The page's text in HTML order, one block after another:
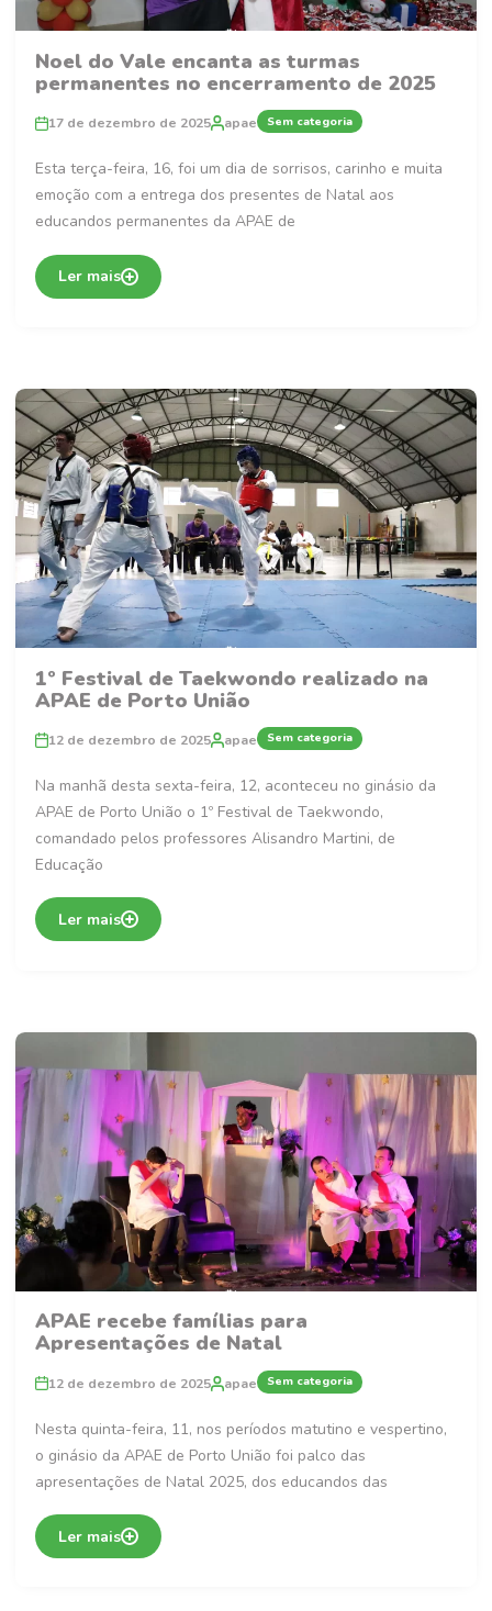
Noel do Vale encanta as turmas
permanentes no encerramento de 2025
17 de dezembro de 2025 apae Sem categoria
Esta terça-feira, 16, foi um dia de sorrisos, carinho e muita
emoção com a entrega dos presentes de Natal aos
educandos permanentes da APAE de
Ler mais
1º Festival de Taekwondo realizado na
APAE de Porto União
12 de dezembro de 2025 apae Sem categoria
Na manhã desta sexta-feira, 12, aconteceu no ginásio da
APAE de Porto União o 1º Festival de Taekwondo,
comandado pelos professores Alisandro Martini, de
Educação
Ler mais
APAE recebe famílias para
Apresentações de Natal
12 de dezembro de 2025 apae Sem categoria
Nesta quinta-feira, 11, nos períodos matutino e vespertino,
o ginásio da APAE de Porto União foi palco das
apresentações de Natal 2025, dos educandos das
Ler mais